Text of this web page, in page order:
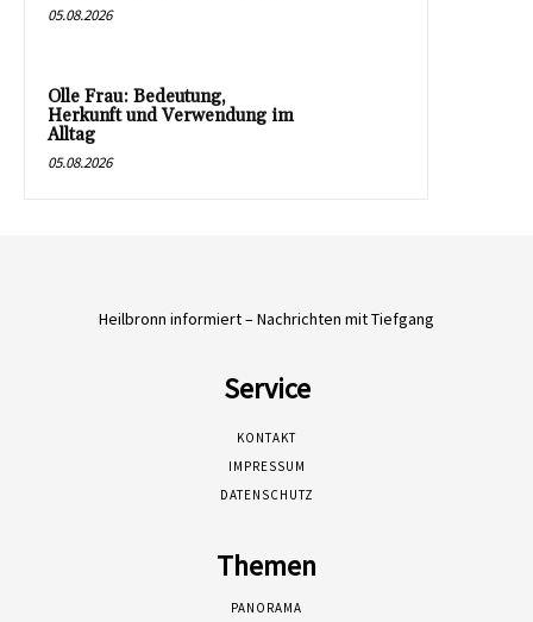
05.08.2026
Olle Frau: Bedeutung,
Herkunft und Verwendung im
Alltag
05.08.2026
Heilbronn informiert – Nachrichten mit Tiefgang
Service
KONTAKT
IMPRESSUM
DATENSCHUTZ
Themen
PANORAMA